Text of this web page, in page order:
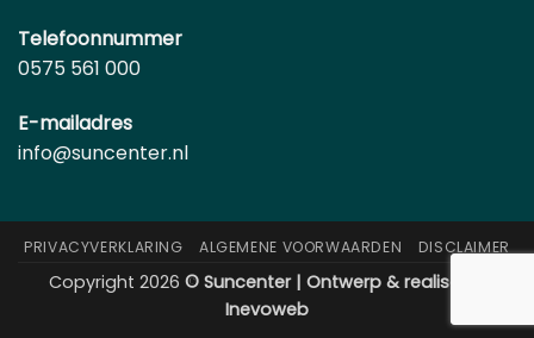
Telefoonnummer
0575 561 000
E-mailadres
info@suncenter.nl
PRIVACYVERKLARING ALGEMENE VOORWAARDEN DISCLAIMER
Copyright 2026 © Suncenter | Ontwerp & realisatie:
Inevoweb